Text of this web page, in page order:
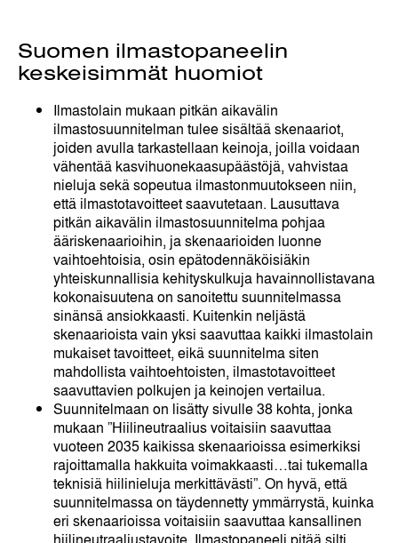
Suomen ilmastopaneelin
keskeisimmät huomiot
Ilmastolain mukaan pitkän aikavälin
ilmastosuunnitelman tulee sisältää skenaariot,
joiden avulla tarkastellaan keinoja, joilla voidaan
vähentää kasvihuonekaasupäästöjä, vahvistaa
nieluja sekä sopeutua ilmastonmuutokseen niin,
että ilmastotavoitteet saavutetaan. Lausuttava
pitkän aikavälin ilmastosuunnitelma pohjaa
ääriskenaarioihin, ja skenaarioiden luonne
vaihtoehtoisia, osin epätodennäköisiäkin
yhteiskunnallisia kehityskulkuja havainnollistavana
kokonaisuutena on sanoitettu suunnitelmassa
sinänsä ansiokkaasti. Kuitenkin neljästä
skenaarioista vain yksi saavuttaa kaikki ilmastolain
mukaiset tavoitteet, eikä suunnitelma siten
mahdollista vaihtoehtoisten, ilmastotavoitteet
saavuttavien polkujen ja keinojen vertailua.
Suunnitelmaan on lisätty sivulle 38 kohta, jonka
mukaan ”Hiilineutraalius voitaisiin saavuttaa
vuoteen 2035 kaikissa skenaarioissa esimerkiksi
rajoittamalla hakkuita voimakkaasti…tai tukemalla
teknisiä hiilinieluja merkittävästi”. On hyvä, että
suunnitelmassa on täydennetty ymmärrystä, kuinka
eri skenaarioissa voitaisiin saavuttaa kansallinen